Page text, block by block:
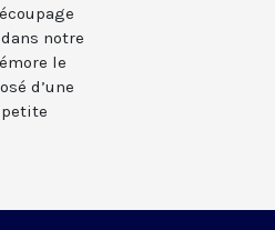
notre
le
d’une
petite